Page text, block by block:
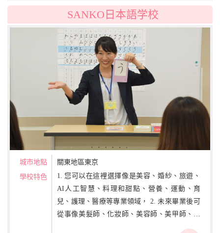
SANKO日本語学校
城市地點
關東地區東京
學校特色
1. 您可以在這裡選擇像是美容、婚紗、旅遊、
AI人工智慧、料理和甜點、營養、運動、育
兒、護理、醫療等專業領域， 2. 未來畢業後可
從事像美髮師、化妝師、美容師、美甲師、婚